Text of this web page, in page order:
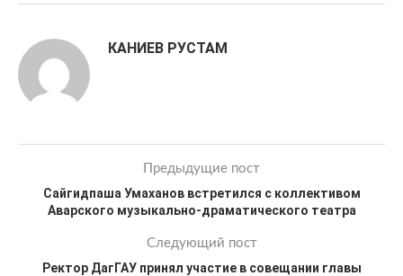
КАНИЕВ РУСТАМ
Предыдущие пост
Сайгидпаша Умаханов встретился с коллективом
Аварского музыкально-драматического театра
Следующий пост
Ректор ДагГАУ принял участие в совещании главы